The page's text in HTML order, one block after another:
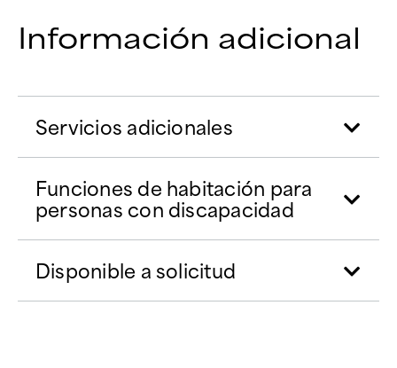
Información adicional
Servicios adicionales
Funciones de habitación para
personas con discapacidad
Disponible a solicitud